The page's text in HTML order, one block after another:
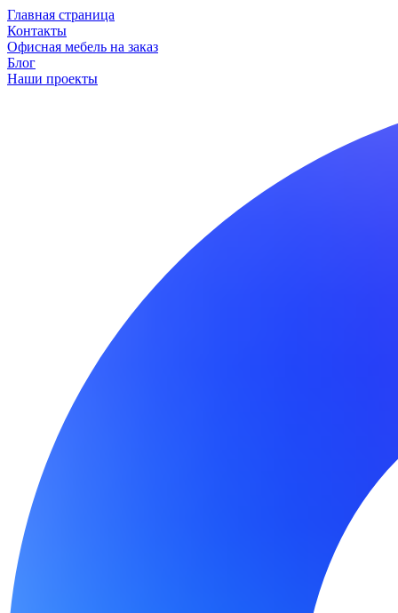
Главная страница
Контакты
Офисная мебель на заказ
Блог
Наши проекты